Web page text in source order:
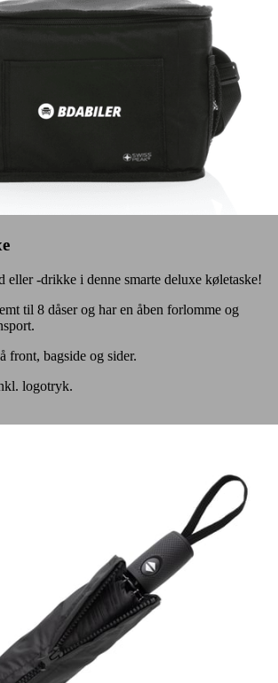
eller -drikke i denne smarte deluxe køletaske!
til 8 dåser og har en åben forlomme og
front, bagside og sider.
logotryk.